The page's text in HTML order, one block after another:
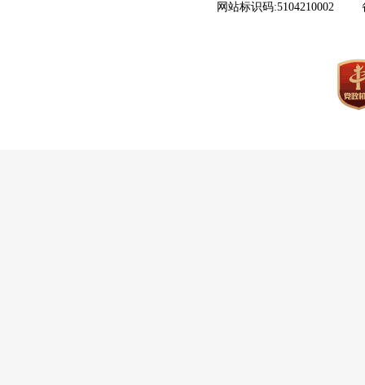
网站标识码:5104210002